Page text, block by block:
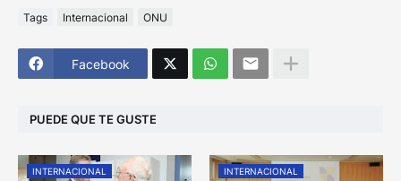
Tags Internacional ONU
Facebook
PUEDE QUE TE GUSTE
INTERNACIONAL INTERNACIONAL